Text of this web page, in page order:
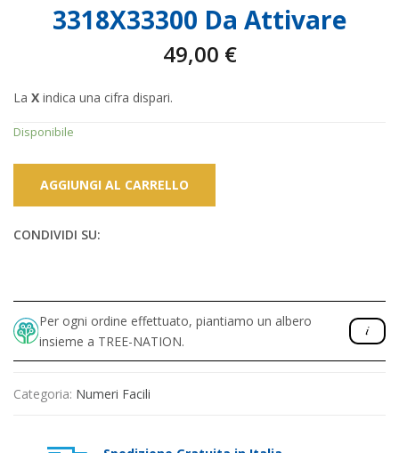
3318X33300 Da Attivare
49,00 €
La X indica una cifra dispari.
Disponibile
AGGIUNGI AL CARRELLO
CONDIVIDI SU:
Per ogni ordine effettuato, piantiamo un albero
insieme a TREE-NATION.
Categoria: Numeri Facili